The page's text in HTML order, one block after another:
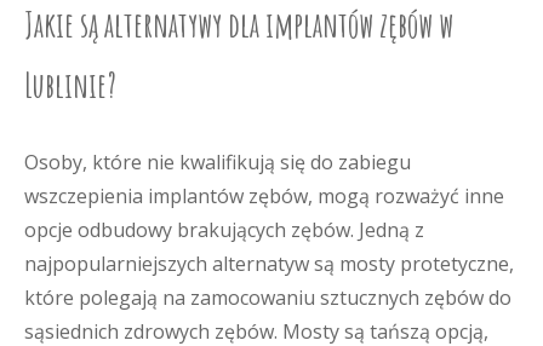
Jakie są alternatywy dla implantów zębów w
Lublinie?
Osoby, które nie kwalifikują się do zabiegu
wszczepienia implantów zębów, mogą rozważyć inne
opcje odbudowy brakujących zębów. Jedną z
najpopularniejszych alternatyw są mosty protetyczne,
które polegają na zamocowaniu sztucznych zębów do
sąsiednich zdrowych zębów. Mosty są tańszą opcją,